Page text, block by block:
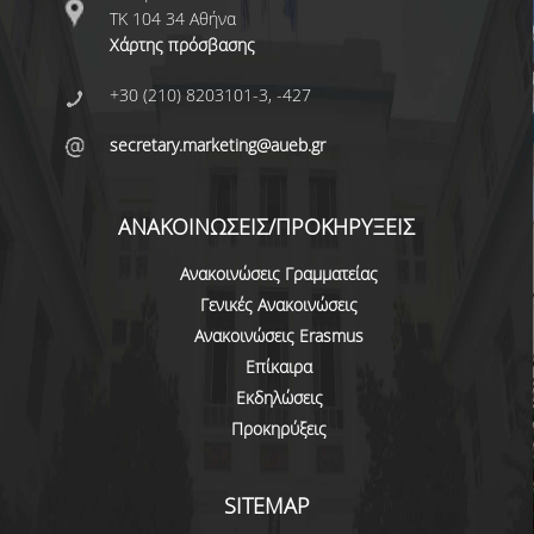
ΔΙΟΙΚΗΤΙΚΟ ΠΡΟΣΩΠΙΚΟ
ΜΗΤΡΩΑ ΜΕΛΩΝ ΤΜΗΜΑΤΟΣ
ΕΝΤΕΤΑΛΜΕΝΟΙ ΔΙΔΑΣΚΟΝΤΕΣ ΑΚΑΔ.
ΕΤΟΥΣ '25-'26
ΠΡΟΠΤΥΧΙΑΚΕΣ ΣΠΟΥΔΕΣ
ΥΠΟΨΗΦΙΟΙ ΦΟΙΤΗΤΕΣ
ΠΡΟΓΡΑΜΜΑ ΚΑΙ ΚΑΤΕΥΘΥΝΣΕΙΣ ΣΠΟΥΔΩΝ
ΑΝΑΛΥΤΙΚΗ ΠΑΡΟΥΣΙΑΣΗ ΜΑΘΗΜΑΤΩΝ
ΠΡΑΚΤΙΚΗ ΑΣΚΗΣΗ
Η ΖΩΗ ΣΤΟ ΤΜΗΜΑ
ΤΚ 104 34 Αθήνα
Χάρτης πρόσβασης
+30 (210) 8203101-3, -427
secretary.marketing@aueb.gr
ΑΝΑΚΟΙΝΩΣΕΙΣ/ΠΡΟΚΗΡΥΞΕΙΣ
Ανακοινώσεις Γραμματείας
Γενικές Ανακοινώσεις
Ανακοινώσεις Erasmus
Επίκαιρα
Εκδηλώσεις
Προκηρύξεις
SITEMAP